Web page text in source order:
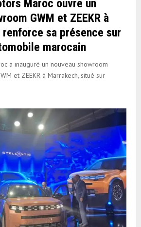
Maroc ouvre un
GWM et ZEEKR à
sa présence sur
marocain
a inauguré un nouveau showroom
et ZEEKR à Marrakech, situé sur